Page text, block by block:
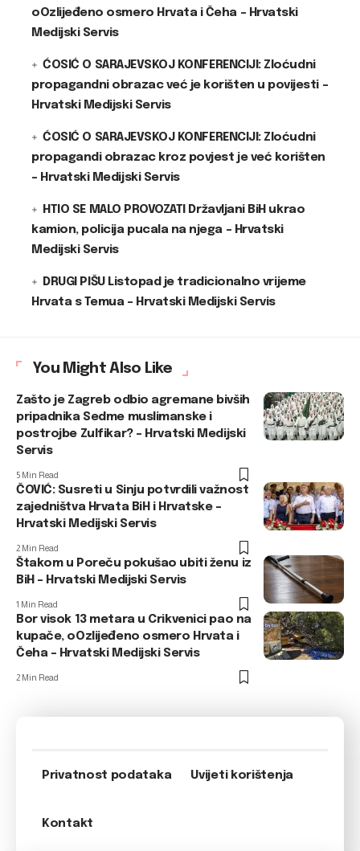
oOzlijeđeno osmero Hrvata i Čeha – Hrvatski
Medijski Servis
ĆOSIĆ O SARAJEVSKOJ KONFERENCIJI: Zloćudni
propagandni obrazac već je korišten u povijesti –
Hrvatski Medijski Servis
ĆOSIĆ O SARAJEVSKOJ KONFERENCIJI: Zloćudni
propagandi obrazac kroz povjest je već korišten
– Hrvatski Medijski Servis
HTIO SE MALO PROVOZATI Državljani BiH ukrao
kamion, policija pucala na njega – Hrvatski
Medijski Servis
DRUGI PIŠU Listopad je tradicionalno vrijeme
Hrvata s Temua – Hrvatski Medijski Servis
You Might Also Like
Zašto je Zagreb odbio agremane bivših
pripadnika Sedme muslimanske i
postrojbe Zulfikar? – Hrvatski Medijski
Servis
5 Min Read
ČOVIĆ: Susreti u Sinju potvrdili važnost
zajedništva Hrvata BiH i Hrvatske –
Hrvatski Medijski Servis
2 Min Read
Štakom u Poreču pokušao ubiti ženu iz
BiH – Hrvatski Medijski Servis
1 Min Read
Bor visok 13 metara u Crikvenici pao na
kupače, oOzlijeđeno osmero Hrvata i
Čeha – Hrvatski Medijski Servis
2 Min Read
Privatnost podataka Uvijeti korištenja
Kontakt